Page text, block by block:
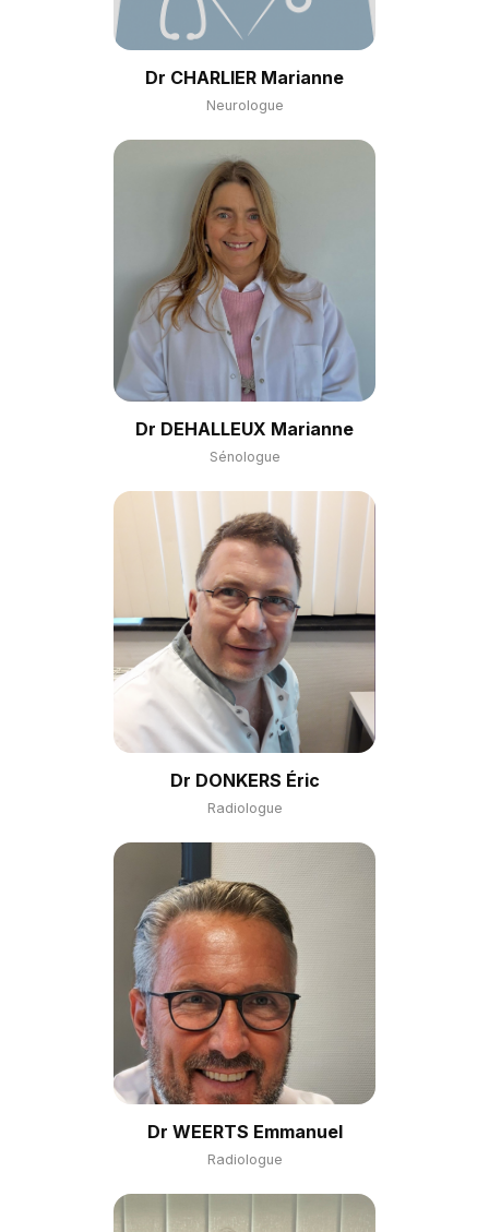
Dr CHARLIER Marianne
Neurologue
Dr DEHALLEUX Marianne
Sénologue
Dr DONKERS Éric
Radiologue
Dr WEERTS Emmanuel
Radiologue